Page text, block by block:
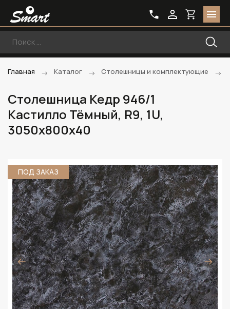
Главная Каталог Столешницы и комплектующие
Столешница Кедр 946/1
Кастилло Тёмный, R9, 1U,
3050х800х40
ПОД ЗАКАЗ